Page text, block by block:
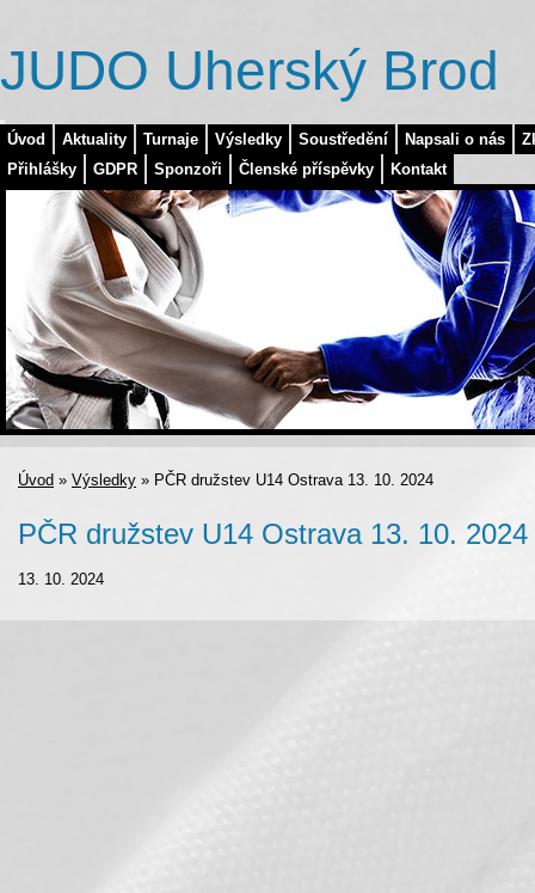
Úvod Aktuality Turnaje Výsledky Soustředění Napsali o nás
Přihlášky
GDPR Sponzoři Členské příspěvky Kontakt
JUDO Uherský Brod
Úvod » Výsledky » PČR družstev U14 Ostrava 13. 10. 2024
PČR družstev U14 Ostrava 13. 10. 2024
13. 10. 2024